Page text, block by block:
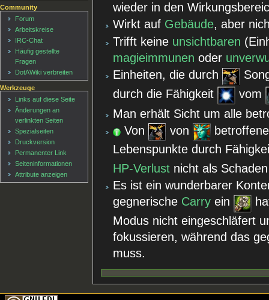
wieder in den
Wirkt auf Gebäude, aber
Trifft keine unsichtbaren
magieimmunen oder
Einheiten, die durch
durch die Fähigkeit
vom
Man erhält Sicht um alle
Von
von
Lebenspunkte durch
HP-Verlust nicht als
Es ist ein wunderbarer
gegnerische Carry ein
Modus nicht eingeschläfert
fokussieren, während das
muss.
Community
Forum
Arbeitskreise
IRC-Chat
Häufig gestellte
Fragen
DotAWiki verbreiten
Werkzeuge
Links auf diese Seite
Änderungen an
verlinkten Seiten
Spezialseiten
Druckversion
Permanenter Link
Seiten­informationen
Attribute anzeigen